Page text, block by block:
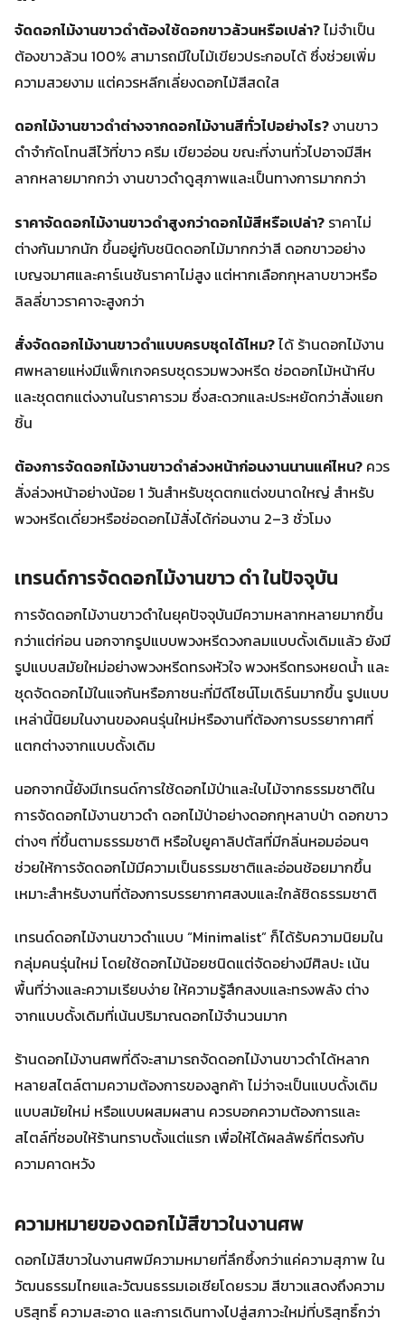
จัดดอกไม้งานขาวดำต้องใช้ดอกขาวล้วนหรือเปล่า?ไม่จำเป็น
ต้องขาวล้วน 100% สามารถมีใบไม้เขียวประกอบได้ ซึ่งช่วยเพิ่ม
ความสวยงาม แต่ควรหลีกเลี่ยงดอกไม้สีสดใส
ดอกไม้งานขาวดำต่างจากดอกไม้งานสีทั่วไปอย่างไร?งานขาว
ดำจำกัดโทนสีไว้ที่ขาว ครีม เขียวอ่อน ขณะที่งานทั่วไปอาจมีสีห
ลากหลายมากกว่า งานขาวดำดูสุภาพและเป็นทางการมากกว่า
ราคาจัดดอกไม้งานขาวดำสูงกว่าดอกไม้สีหรือเปล่า? ราคาไม่
ต่างกันมากนัก ขึ้นอยู่กับชนิดดอกไม้มากกว่าสี ดอกขาวอย่าง
เบญจมาศและคาร์เนชันราคาไม่สูง แต่หากเลือกกุหลาบขาวหรือ
ลิลลี่ขาวราคาจะสูงกว่า
สั่งจัดดอกไม้งานขาวดำแบบครบชุดได้ไหม?ได้ ร้านดอกไม้งาน
ศพหลายแห่งมีแพ็กเกจครบชุดรวมพวงหรีด ช่อดอกไม้หน้าหีบ
และชุดตกแต่งงานในราคารวม ซึ่งสะดวกและประหยัดกว่าสั่งแยก
ชิ้น
ต้องการจัดดอกไม้งานขาวดำล่วงหน้าก่อนงานนานแค่ไหน? ควร
สั่งล่วงหน้าอย่างน้อย 1 วันสำหรับชุดตกแต่งขนาดใหญ่ สำหรับ
พวงหรีดเดี่ยวหรือช่อดอกไม้สั่งได้ก่อนงาน 2–3 ชั่วโมง
เทรนด์การจัดดอกไม้งานขาว ดํา ในปัจจุบัน
การจัดดอกไม้งานขาวดำในยุคปัจจุบันมีความหลากหลายมากขึ้น
กว่าแต่ก่อน นอกจากรูปแบบพวงหรีดวงกลมแบบดั้งเดิมแล้ว ยังมี
รูปแบบสมัยใหม่อย่างพวงหรีดทรงหัวใจ พวงหรีดทรงหยดน้ำ และ
ชุดจัดดอกไม้ในแจกันหรือภาชนะที่มีดีไซน์โมเดิร์นมากขึ้น รูปแบบ
เหล่านี้นิยมในงานของคนรุ่นใหม่หรืองานที่ต้องการบรรยากาศที่
แตกต่างจากแบบดั้งเดิม
นอกจากนี้ยังมีเทรนด์การใช้ดอกไม้ป่าและใบไม้จากธรรมชาติใน
การจัดดอกไม้งานขาวดำ ดอกไม้ป่าอย่างดอกกุหลาบป่า ดอกขาว
ต่างๆ ที่ขึ้นตามธรรมชาติ หรือใบยูคาลิปตัสที่มีกลิ่นหอมอ่อนๆ
ช่วยให้การจัดดอกไม้มีความเป็นธรรมชาติและอ่อนช้อยมากขึ้น
เหมาะสำหรับงานที่ต้องการบรรยากาศสงบและใกล้ชิดธรรมชาติ
เทรนด์ดอกไม้งานขาวดำแบบ “Minimalist” ก็ได้รับความนิยมใน
กลุ่มคนรุ่นใหม่ โดยใช้ดอกไม้น้อยชนิดแต่จัดอย่างมีศิลปะ เน้น
พื้นที่ว่างและความเรียบง่าย ให้ความรู้สึกสงบและทรงพลัง ต่าง
จากแบบดั้งเดิมที่เน้นปริมาณดอกไม้จำนวนมาก
ร้านดอกไม้งานศพที่ดีจะสามารถจัดดอกไม้งานขาวดำได้หลาก
หลายสไตล์ตามความต้องการของลูกค้า ไม่ว่าจะเป็นแบบดั้งเดิม
แบบสมัยใหม่ หรือแบบผสมผสาน ควรบอกความต้องการและ
สไตล์ที่ชอบให้ร้านทราบตั้งแต่แรก เพื่อให้ได้ผลลัพธ์ที่ตรงกับ
ความคาดหวัง
ความหมายของดอกไม้สีขาวในงานศพ
ดอกไม้สีขาวในงานศพมีความหมายที่ลึกซึ้งกว่าแค่ความสุภาพ ใน
วัฒนธรรมไทยและวัฒนธรรมเอเชียโดยรวม สีขาวแสดงถึงความ
บริสุทธิ์ ความสะอาด และการเดินทางไปสู่สภาวะใหม่ที่บริสุทธิ์กว่า